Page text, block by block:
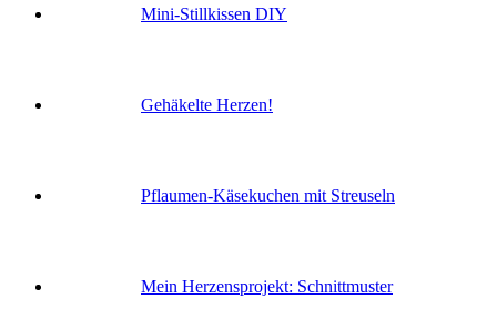
Mini-Stillkissen DIY
Gehäkelte Herzen!
Pflaumen-Käsekuchen mit Streuseln
Mein Herzensprojekt: Schnittmuster